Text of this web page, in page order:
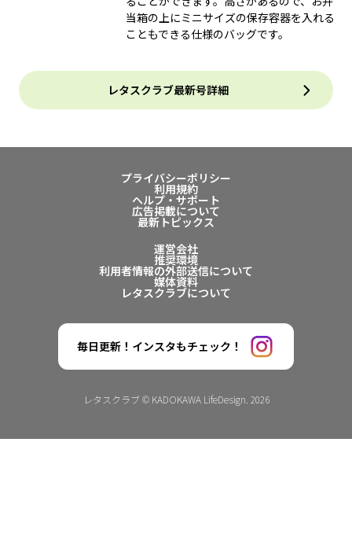
当箱の上にミニサイズの保存容器を入れる
こともできる仕様のバッグです。
レタスクラブ最新号詳細
プライバシーポリシー
利用規約
ヘルプ・サポート
広告掲載について
最新トピックス
運営会社
推奨環境
利用者情報の外部送信について
媒体資料
レタスクラブについて
毎日更新！インスタもチェック！
レタスクラブ © KADOKAWA LifeDesign. 2026